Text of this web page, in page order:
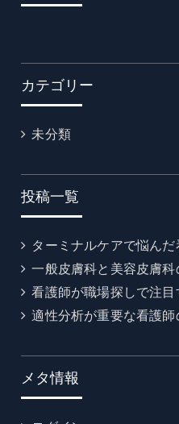
カテゴリー
未分類
投稿一覧
ターミナルケアで悩ん
一般皮膚科と美容皮膚
看護師が職場探しで注目
適性分析が重要な看護師
メタ情報